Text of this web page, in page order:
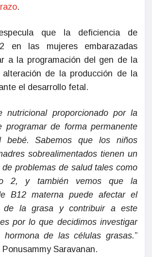
.
que la deficiencia de
en las mujeres embarazadas
a la programación del gen de la
alteración de la producción de la
el desarrollo fetal.
nutricional proporcionado por la
programar de forma permanente
bebé. Sabemos que los niños
sobrealimentados tienen un
problemas de salud tales como
2, y también vemos que la
B12 materna puede afectar el
de la grasa y contribuir a este
por lo que decidimos investigar
de las células grasas.”
Ponusammy Saravanan.